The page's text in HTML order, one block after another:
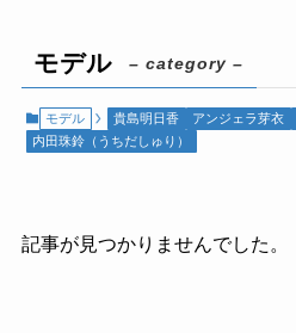
モデル – category –
モデル 貴島明日香 アンジェラ芽衣
内田珠鈴（うちだしゅり）
記事が見つかりませんでした。